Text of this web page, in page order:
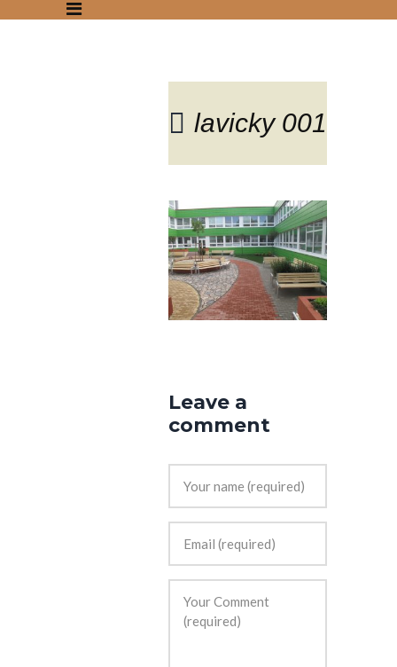
lavicky 001
Leave a
comment